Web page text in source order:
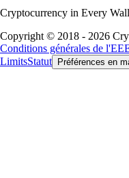
Cryptocurrency in Every
Copyright © 2018 - 2026
Conditions générales de
LimitsStatut Préférences en